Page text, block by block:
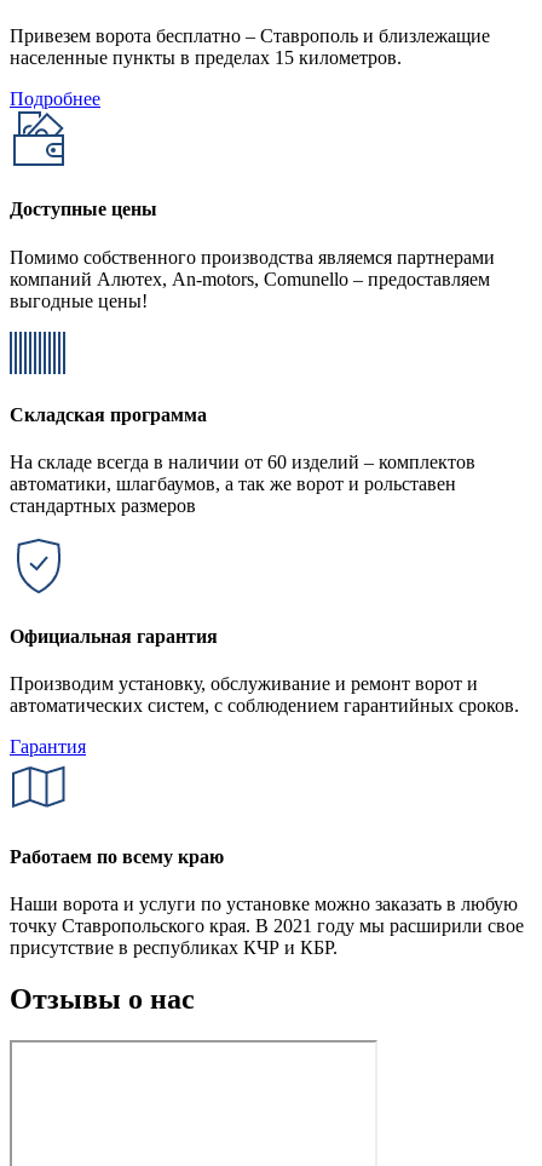
Привезем ворота бесплатно – Ставрополь и близлежащие
населенные пункты в пределах 15 километров.
Подробнее
Доступные цены
Помимо собственного производства являемся партнерами
компаний Алютех, An-motors, Comunello – предоставляем
выгодные цены!
Складская программа
На складе всегда в наличии от 60 изделий – комплектов
автоматики, шлагбаумов, а так же ворот и рольставен
стандартных размеров
Официальная гарантия
Производим установку, обслуживание и ремонт ворот и
автоматических систем, с соблюдением гарантийных сроков.
Гарантия
Работаем по всему краю
Наши ворота и услуги по установке можно заказать в любую
точку Ставропольского края. В 2021 году мы расширили свое
присутствие в республиках КЧР и КБР.
Отзывы о нас